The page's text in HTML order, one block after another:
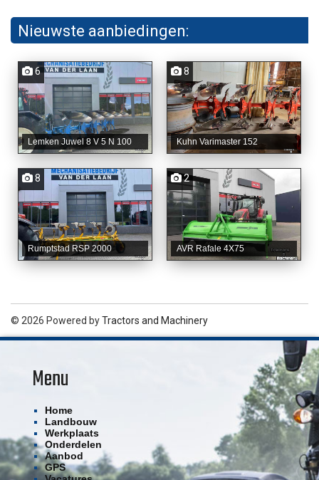
Nieuwste aanbiedingen:
6
Lemken Juwel 8 V 5 N 100
8
Kuhn Varimaster 152
8
Rumptstad RSP 2000
2
AVR Rafale 4X75
© 2026 Powered byTractors and Machinery
Menu
Home
Landbouw
Werkplaats
Onderdelen
Aanbod
GPS